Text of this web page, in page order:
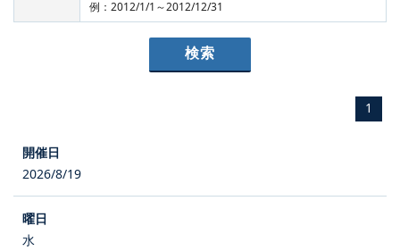
例：2012/1/1～2012/12/31
1
2026/8/19
水